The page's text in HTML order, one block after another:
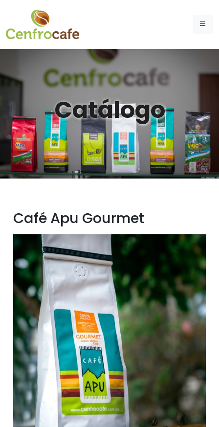
Catálogo
Café Apu Gourmet